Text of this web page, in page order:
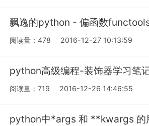
飘逸的python - 偏函数
阅读量：478 2016-12-27 10:13:59
python高级编程-装饰器学习笔
阅读量：719 2016-12-26 14:46:55
python中*args 和 **kwargs 的